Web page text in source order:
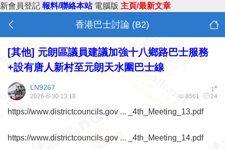
新會員登記 報料/聯絡本站 電腦版 主頁/最新文章
香港巴士討論 (B2)
[其他] 元朗區議員建議加強十八鄉路巴士服務
+設有唐人新村至元朗天水圍巴士線
1#
LN9267
8561 24
2026-6-30 13:18
https://www.districtcouncils.gov ... _4th_Meeting_13.pdf
https://www.districtcouncils.gov ... _4th_Meeting_14.pdf